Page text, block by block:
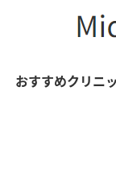
おすすめクリニ